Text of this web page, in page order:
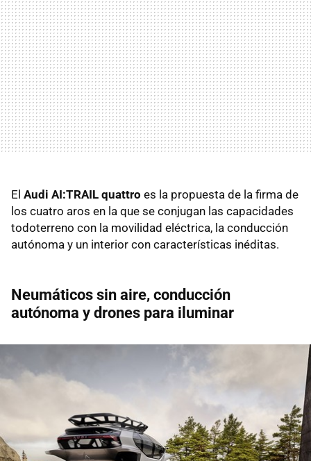
El Audi AI:TRAIL quattro es la propuesta de la firma de
los cuatro aros en la que se conjugan las capacidades
todoterreno con la movilidad eléctrica, la conducción
autónoma y un interior con características inéditas.
Neumáticos sin aire, conducción
autónoma y drones para iluminar